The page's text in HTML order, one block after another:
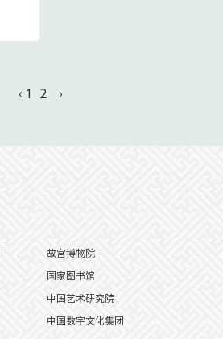
‹ 1 2 ›
故宫博物院
国家图书馆
中国艺术研究院
中国数字文化集团